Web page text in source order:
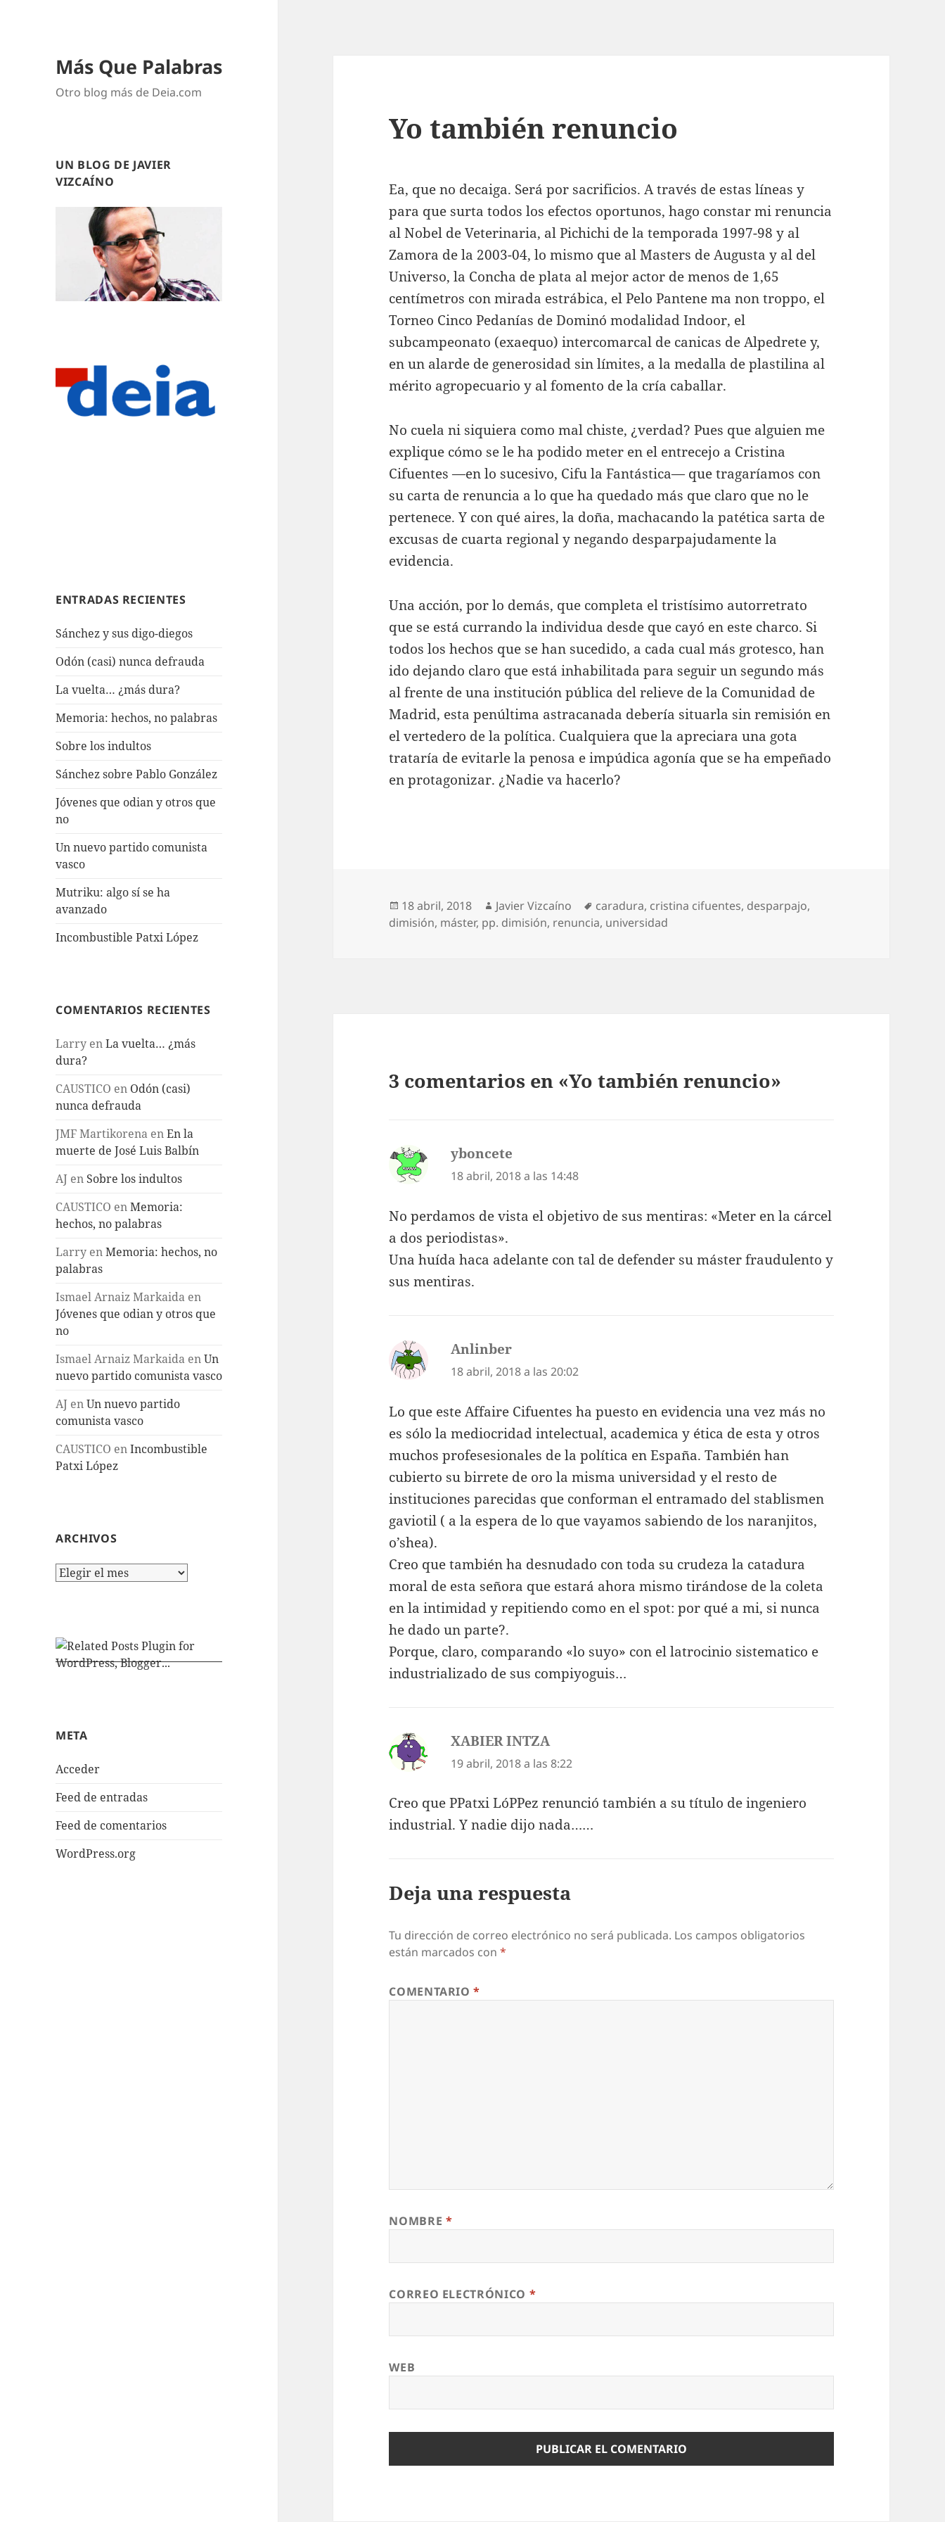
Más Que Palabras
Otro blog más de Deia.com
UN BLOG DE JAVIER
VIZCAÍNO
ENTRADAS RECIENTES
Sánchez y sus digo-diegos
Odón (casi) nunca defrauda
La vuelta… ¿más dura?
Memoria: hechos, no palabras
Sobre los indultos
Sánchez sobre Pablo González
Jóvenes que odian y otros que
no
Un nuevo partido comunista
vasco
Mutriku: algo sí se ha
avanzado
Incombustible Patxi López
COMENTARIOS RECIENTES
Larry enLa vuelta… ¿más
dura?
CAUSTICO en Odón (casi)
nunca defrauda
JMF Martikorena enEn la
muerte de José Luis Balbín
AJ en Sobre los indultos
CAUSTICO enMemoria:
hechos, no palabras
Larry enMemoria: hechos, no
palabras
Ismael Arnaiz Markaida en
Jóvenes que odian y otros que
no
Ismael Arnaiz Markaida enUn
nuevo partido comunista vasco
AJ enUn nuevo partido
comunista vasco
CAUSTICO enIncombustible
Patxi López
ARCHIVOS
Archivos
META
Acceder
Feed de entradas
Feed de comentarios
WordPress.org
Yo también renuncio
Ea, que no decaiga. Será por sacrificios. A través de estas líneas y
para que surta todos los efectos oportunos, hago constar mi renuncia
al Nobel de Veterinaria, al Pichichi de la temporada 1997-98 y al
Zamora de la 2003-04, lo mismo que al Masters de Augusta y al del
Universo, la Concha de plata al mejor actor de menos de 1,65
centímetros con mirada estrábica, el Pelo Pantene ma non troppo, el
Torneo Cinco Pedanías de Dominó modalidad Indoor, el
subcampeonato (exaequo) intercomarcal de canicas de Alpedrete y,
en un alarde de generosidad sin límites, a la medalla de plastilina al
mérito agropecuario y al fomento de la cría caballar.
No cuela ni siquiera como mal chiste, ¿verdad? Pues que alguien me
explique cómo se le ha podido meter en el entrecejo a Cristina
Cifuentes —en lo sucesivo, Cifu la Fantástica— que tragaríamos con
su carta de renuncia a lo que ha quedado más que claro que no le
pertenece. Y con qué aires, la doña, machacando la patética sarta de
excusas de cuarta regional y negando desparpajudamente la
evidencia.
Una acción, por lo demás, que completa el tristísimo autorretrato
que se está currando la individua desde que cayó en este charco. Si
todos los hechos que se han sucedido, a cada cual más grotesco, han
ido dejando claro que está inhabilitada para seguir un segundo más
al frente de una institución pública del relieve de la Comunidad de
Madrid, esta penúltima astracanada debería situarla sin remisión en
el vertedero de la política. Cualquiera que la apreciara una gota
trataría de evitarle la penosa e impúdica agonía que se ha empeñado
en protagonizar. ¿Nadie va hacerlo?
Publicado
el
18 abril, 2018 Autor
Javier Vizcaíno Etiquetas
caradura, cristina cifuentes, desparpajo,
dimisión, máster, pp. dimisión, renuncia, universidad
3 comentarios en «Yo también renuncio»
yboncete
18 abril, 2018 a las 14:48
No perdamos de vista el objetivo de sus mentiras: «Meter en la cárcel
a dos periodistas».
Una huída haca adelante con tal de defender su máster fraudulento y
sus mentiras.
Anlinber
18 abril, 2018 a las 20:02
Lo que este Affaire Cifuentes ha puesto en evidencia una vez más no
es sólo la mediocridad intelectual, academica y ética de esta y otros
muchos profesesionales de la política en España. También han
cubierto su birrete de oro la misma universidad y el resto de
instituciones parecidas que conforman el entramado del stablismen
gaviotil ( a la espera de lo que vayamos sabiendo de los naranjitos,
o’shea).
Creo que también ha desnudado con toda su crudeza la catadura
moral de esta señora que estará ahora mismo tirándose de la coleta
en la intimidad y repitiendo como en el spot: por qué a mi, si nunca
he dado un parte?.
Porque, claro, comparando «lo suyo» con el latrocinio sistematico e
industrializado de sus compiyoguis…
XABIER INTZAdice:
19 abril, 2018 a las 8:22
Creo que PPatxi LóPPez renunció también a su título de ingeniero
industrial. Y nadie dijo nada……
Deja una respuesta
Tu dirección de correo electrónico no será publicada. Los campos obligatorios
están marcados con*
COMENTARIO*
NOMBRE *
CORREO ELECTRÓNICO *
WEB